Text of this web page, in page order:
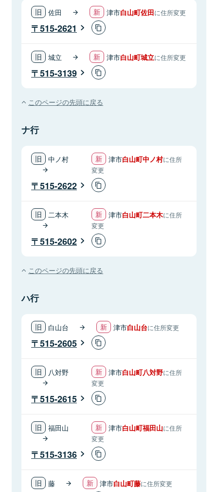
佐田 津市白山町佐田に住所変更
515-2621
城立 津市白山町城立に住所変更
515-3139
このページの先頭に戻る
ナ行
中ノ村 津市白山町中ノ村に住所
変更
515-2622
二本木 津市白山町二本木に住所
変更
515-2602
このページの先頭に戻る
ハ行
白山台 津市白山台に住所変更
515-2605
八対野 津市白山町八対野に住所
変更
515-2615
福田山 津市白山町福田山に住所
変更
515-3136
藤 津市白山町藤に住所変更